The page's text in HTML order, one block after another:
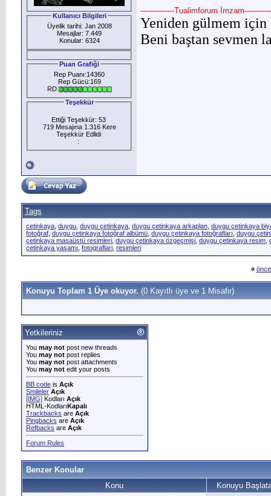
Kullanıcı Bilgileri
Üyelik tarihi: Jan 2008
Mesajlar: 7.449
Konular: 6324
Puan Grafiği
Rep Puanı:14360
Rep Gücü:169
RD:
Teşekkür
Ettiği Teşekkür: 53
719 Mesajına 1.316 Kere
Teşekkür Edlidi
:
--------------Tualimforum
Yeniden gülmem için
Beni baştan sevmen
Tags
cetinkaya duygu duygu çetinkaya duygu çetinkaya arkaplan duygu çetinkaya
fotoğraf duygu çetinkaya fotoğraf albümü duygu çetinkaya fotoğrafları duygu
çetinkaya masaüstü resimleri duygu çetinkaya özgeçmişi duygu çetinkaya resim
çetinkaya yaşamı fotograflari resimleri
«
Konuyu Toplam 1 Üye okuyor. (0 Kayıtlı üye ve 1 Misafir)
Yetkileriniz
You may not post new threads
You may not post replies
You may not post attachments
You may not edit your posts
BB code is Açık
Smileler Açık
[IMG] Kodları Açık
HTML-KodlarıKapalı
Trackbacks are Açık
Pingbacks are Açık
Refbacks are Açık
Forum Rules
Benzer Konular
Konu
Konuyu